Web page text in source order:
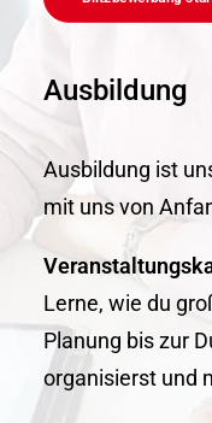
Ausbildung
Ausbildung ist
mit uns von
Lerne, wie du
Planung bis zur
organisierst und